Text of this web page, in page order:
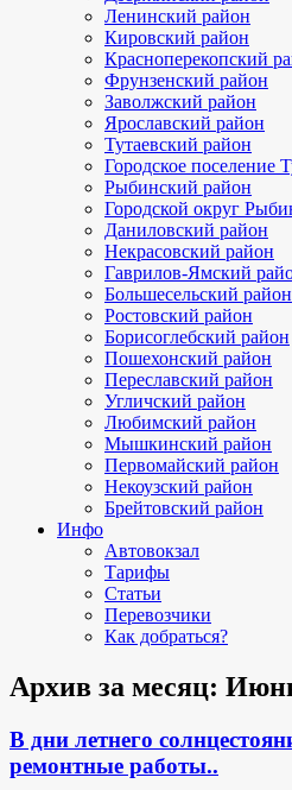
Ленинский район
Кировский район
Красноперекопский
Фрунзенский район
Заволжский район
Ярославский район
Тутаевский район
Городское поселение
Рыбинский район
Городской округ
Даниловский район
Некрасовский район
Гаврилов-Ямский
Большесельский район
Ростовский район
Борисоглебский район
Пошехонский район
Переславский район
Угличский район
Любимский район
Мышкинский район
Первомайский район
Некоузский район
Брейтовский район
Инфо
Автовокзал
Тарифы
Статьи
Перевозчики
Как добраться?
Архив за месяц:
В дни летнего
ремонтные работы..